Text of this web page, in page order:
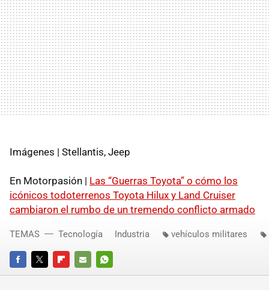
Imágenes | Stellantis, Jeep
En Motorpasión | Las “Guerras Toyota” o cómo los
icónicos todoterrenos Toyota Hilux y Land Cruiser
cambiaron el rumbo de un tremendo conflicto armado
FACEBOOKTWITTERFLIPBOARD
E-
WHATSAPP
TEMAS Tecnología Industria vehículos militares